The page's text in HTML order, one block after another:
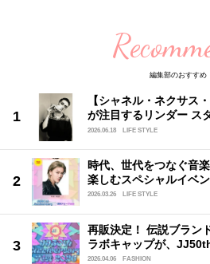
編集部のおすすめ
【シャネル・ネクサス
が注目するリンダー ス
2026.06.18
LIFE STYLE
時代、世代をつなぐ音
楽しむスペシャルイベ
2026.03.26 LIFE STYLE
再販決定！ 伝説ブラン
ラボキャップが、
2026.04.06 FASHION